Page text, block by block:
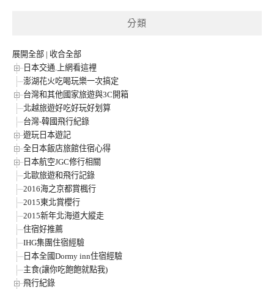
分類
展開全部 | 收合全部
日本交通.上網看這裡
澎湖花火吃喝玩樂一次搞定
台灣和其他國家旅遊與3C開箱
北越旅遊好吃好玩好划算
台灣-韓國飛行紀錄
遊玩日本遊記
全日本飯店旅館住宿心得
日本航空JGC修行相關
北歐旅遊和飛行記錄
2016海之京都賞楓行
2015東北賞櫻行
2015新年北海道大縱走
住宿好推薦
IHG集團住宿經驗
日本全國Dormy inn住宿經驗
主食(讓你吃飽飽就點我)
飛行紀錄